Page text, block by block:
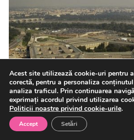
Pentagonul a cerut industriei de
Acest site utilizează cookie-uri pentru
corectă, pentru a personaliza
analiza traficul. Prin continuarea
exprimați acordul privind utilizarea
Politicii noastre privind cookie-urile.
Accept Setări